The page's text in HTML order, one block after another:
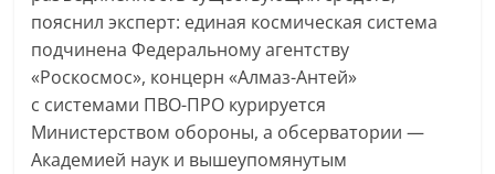
пояснил эксперт: единая космическая система
подчинена Федеральному агентству
«Роскосмос», концерн «Алмаз-Антей»
с системами ПВО-ПРО курируется
Министерством обороны, а обсерватории —
Академией наук и вышеупомянутым